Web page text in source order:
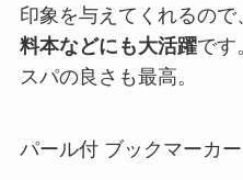
印象を与えてくれるので
料本などにも大活躍です
スパの良さも最高。
パール付 ブックマーカー